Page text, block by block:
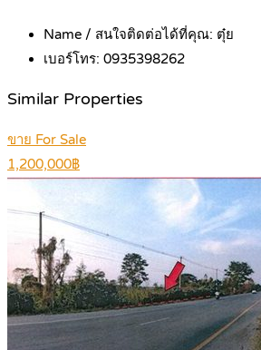
Name / สนใจติดต่อได้ที่คุณ: ตุ๋ย
เบอร์โทร: 0935398262
Similar Properties
ขาย For Sale
1,200,000฿